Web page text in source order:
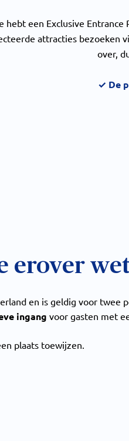
hebt een Exclusive Entrance
attracties bezoeken
over,
✓ De
erover
en is geldig voor twee
ingang voor gasten met
plaats toewijzen.